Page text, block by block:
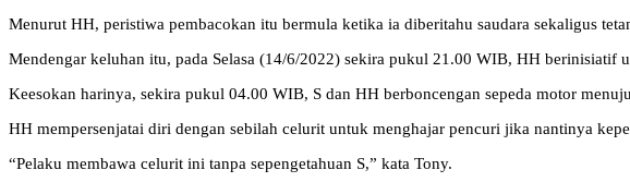
Menurut HH, peristiwa pembacokan itu bermula ketika ia diberitahu saudara sekaligus
Mendengar keluhan itu, pada Selasa (14/6/2022) sekira pukul 21.00 WIB, HH berinisiatif
Keesokan harinya, sekira pukul 04.00 WIB, S dan HH berboncengan sepeda motor
HH mempersenjatai diri dengan sebilah celurit untuk menghajar pencuri jika nantinya
“Pelaku membawa celurit ini tanpa sepengetahuan S,” kata Tony.